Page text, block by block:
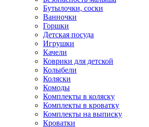
Бутылочки, соски
Ванночки
Горшки
Детская посуда
Игрушки
Качели
Коврики для детской
Колыбели
Коляски
Комоды
Комплекты в коляску
Комплекты в кроватку
Комплекты на выписку
Кроватки